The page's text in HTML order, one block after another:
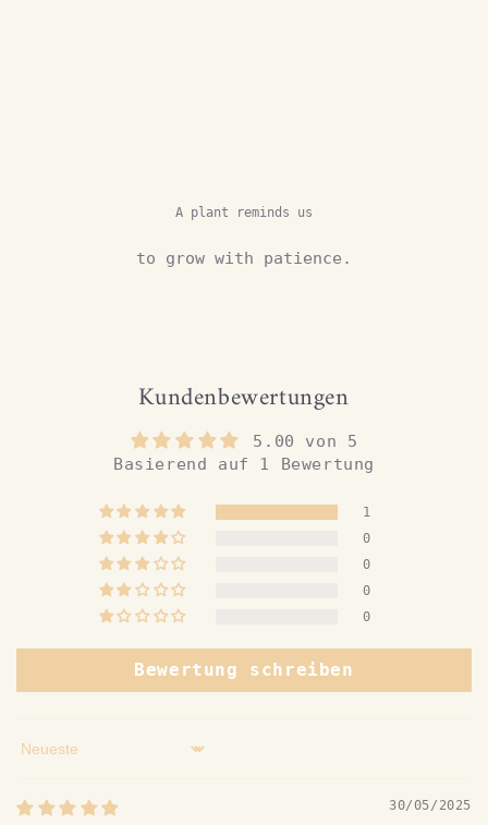
A plant reminds us
to grow with patience.
Kundenbewertungen
5.00 von 5
Basierend auf 1 Bewertung
1
0
0
0
0
Bewertung schreiben
Sort by
30/05/2025